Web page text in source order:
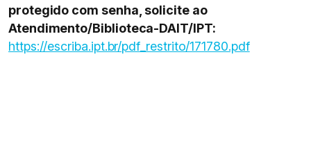
protegido com senha, solicite ao
Atendimento/Biblioteca-DAIT/IPT:
https://escriba.ipt.br/pdf_restrito/171780.pdf